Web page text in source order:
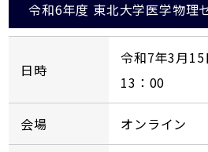
令和6年度 東北大学医学物理
日時
令和7年3月
13：00
会場 オンライン